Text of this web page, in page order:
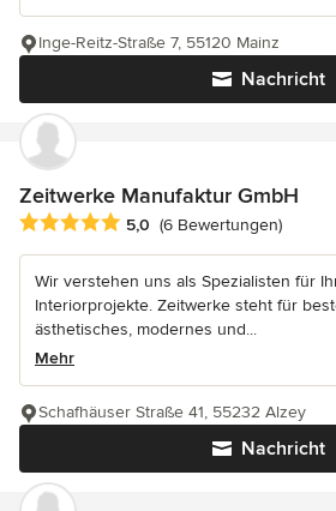
Nachricht
Inge-Reitz-Straße 7, 55120 Mainz
Zeitwerke Manufaktur GmbH
Durchschnittliche Bewertung: 5 von 5
5,0 (6 Bewertungen)
Wir verstehen uns als Spezialisten für
Interiorprojekte. Zeitwerke steht für
ästhetisches, modernes und...
Mehr
Nachricht
Schafhäuser Straße 41, 55232 Alzey